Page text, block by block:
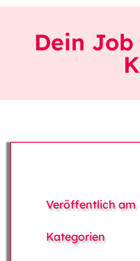
Dein
Veröffentlich am
Kategorien